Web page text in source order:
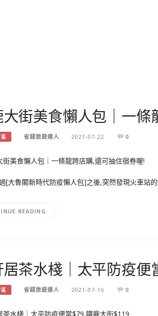
街美食懶人包｜一
省錢旅遊達人 2021-07-22 0
[大魯閣新時代防疫懶人包]之後,突然發現火車站
READING
茶水棧｜太平防疫便
省錢旅遊達人 2021-07-16 0